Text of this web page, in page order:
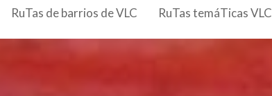
RuTas de barrios de VLC RuTas temáTicas VLC